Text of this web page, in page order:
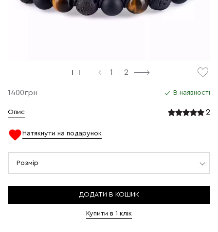
1 2
1400грн В наявності
Опис 2
Натякнути на подарунок
Розмір
ДОДАТИ В КОШИК
Купити в 1 клік